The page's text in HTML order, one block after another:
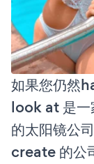
如果您仍然
look at 是一
的太阳镜公
create 的公